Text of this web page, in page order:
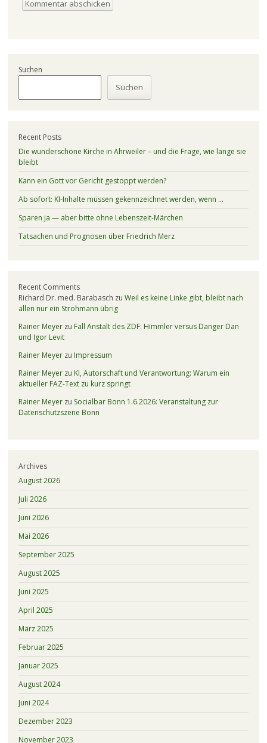
Suchen
Suchen
Recent Posts
Die wunderschöne Kirche in Ahrweiler – und die Frage, wie lange sie
bleibt
Kann ein Gott vor Gericht gestoppt werden?
Ab sofort: KI-Inhalte müssen gekennzeichnet werden, wenn …
Sparen ja — aber bitte ohne Lebenszeit-Märchen
Tatsachen und Prognosen über Friedrich Merz
Recent Comments
Richard Dr. med. Barabasch zu Weil es keine Linke gibt, bleibt nach
allen nur ein Strohmann übrig
Rainer Meyerzu Fall Anstalt des ZDF: Himmler versus Danger Dan
und Igor Levit
Rainer Meyerzu Impressum
Rainer Meyerzu KI, Autorschaft und Verantwortung: Warum ein
aktueller FAZ-Text zu kurz springt
Rainer Meyerzu Socialbar Bonn 1.6.2026: Veranstaltung zur
Datenschutzszene Bonn
Archives
August 2026
Juli 2026
Juni 2026
Mai 2026
September 2025
August 2025
Juni 2025
April 2025
März 2025
Februar 2025
Januar 2025
August 2024
Juni 2024
Dezember 2023
November 2023